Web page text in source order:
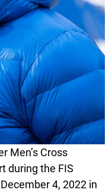
Men’s Cross
during the FIS
4, 2022 in